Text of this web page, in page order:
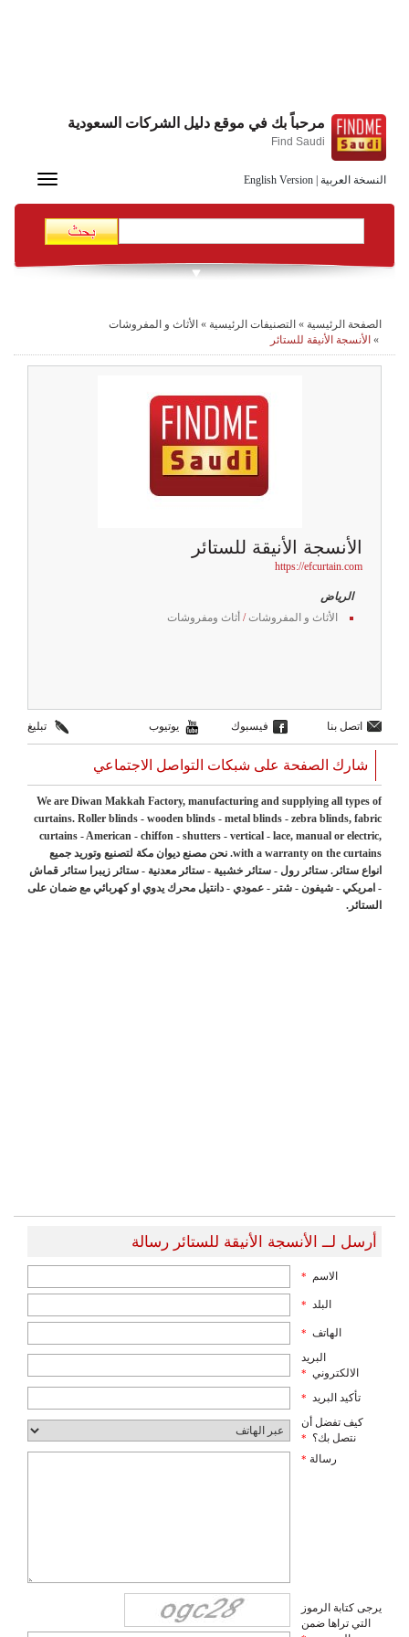
النسخة العربية English Version
مرحباً بك في موقع دليل الشركات السعودية
Find Saudi
Toggle
الصفحة الرئيسية » التصنيفات الرئيسية » الأثاث و المفروشات
» الأنسجة الأنيقة للستائر
الأنسجة الأنيقة للستائر
https://efcurtain.com
الرياض
الأثاث و المفروشات/ أثاث ومفروشات
اتصل بنا فيسبوك يوتيوب تبليغ
شارك الصفحة على شبكات التواصل الاجتماعي
We are Diwan Makkah Factory, manufacturing and supplying all types of
curtains. Roller blinds - wooden blinds - metal blinds - zebra blinds, fabric
curtains - American - chiffon - shutters - vertical - lace, manual or electric,
with a warranty on the curtains. نحن مصنع ديوان مكة لتصنيع وتوريد جميع
انواع ستائر. ستائر رول - ستائر خشبية - ستائر معدنية - ستائر زيبرا ستائر قماش
- امريكي - شيفون - شتر - عمودي - دانتيل محرك يدوي او كهربائي مع ضمان على
الستائر.
أرسل لــ الأنسجة الأنيقة للستائر رسالة
الاسم *
البلد *
الهاتف *
البريد
الالكتروني *
تأكيد البريد *
كيف تفضل أن
نتصل بك؟ *
رسالة *
يرجى كتابة الرموز
التي تراها ضمن